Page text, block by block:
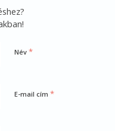
Név *
E-mail cím *